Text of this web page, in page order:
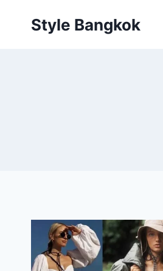
Style Bangkok